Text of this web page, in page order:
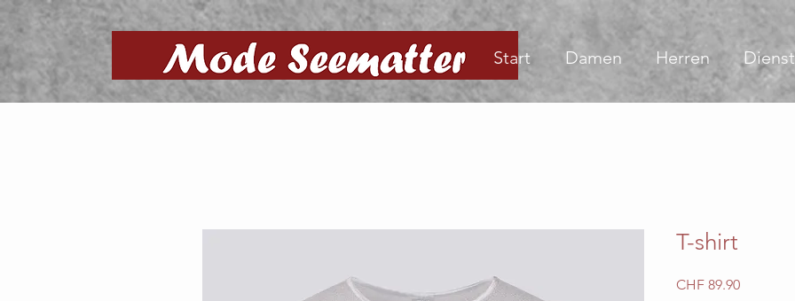
Start Damen Herren
T-shirt
CHF 89.90Preis